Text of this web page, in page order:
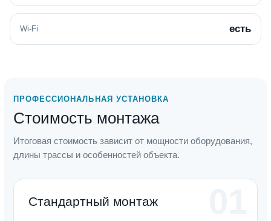
Wi-Fi есть
ПРОФЕССИОНАЛЬНАЯ УСТАНОВКА
Стоимость монтажа
Итоговая стоимость зависит от мощности оборудования,
длины трассы и особенностей объекта.
Стандартный монтаж